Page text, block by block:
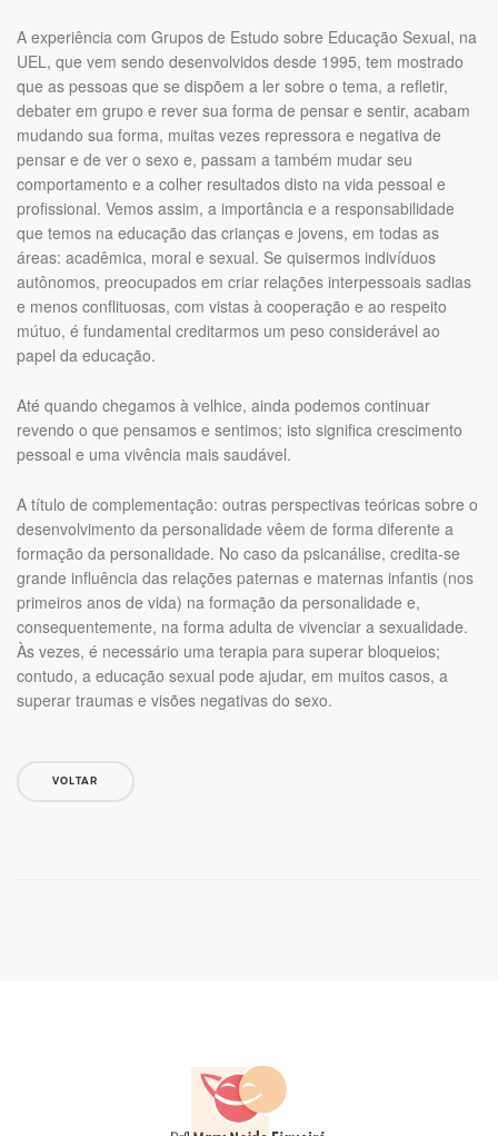
A experiência com Grupos de Estudo sobre Educação Sexual, na
UEL, que vem sendo desenvolvidos desde 1995, tem mostrado
que as pessoas que se dispõem a ler sobre o tema, a refletir,
debater em grupo e rever sua forma de pensar e sentir, acabam
mudando sua forma, muitas vezes repressora e negativa de
pensar e de ver o sexo e, passam a também mudar seu
comportamento e a colher resultados disto na vida pessoal e
profissional. Vemos assim, a importância e a responsabilidade
que temos na educação das crianças e jovens, em todas as
áreas: acadêmica, moral e sexual. Se quisermos indivíduos
autônomos, preocupados em criar relações interpessoais sadias
e menos conflituosas, com vistas à cooperação e ao respeito
mútuo, é fundamental creditarmos um peso considerável ao
papel da educação.
Até quando chegamos à velhice, ainda podemos continuar
revendo o que pensamos e sentimos; isto significa crescimento
pessoal e uma vivência mais saudável.
A título de complementação: outras perspectivas teóricas sobre o
desenvolvimento da personalidade vêem de forma diferente a
formação da personalidade. No caso da psicanálise, credita-se
grande influência das relações paternas e maternas infantis (nos
primeiros anos de vida) na formação da personalidade e,
consequentemente, na forma adulta de vivenciar a sexualidade.
Às vezes, é necessário uma terapia para superar bloqueios;
contudo, a educação sexual pode ajudar, em muitos casos, a
superar traumas e visões negativas do sexo.
VOLTAR